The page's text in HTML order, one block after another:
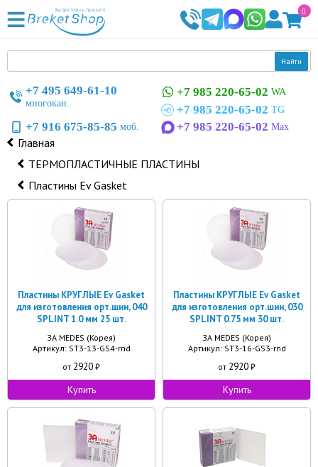
0
Найти
+7 495 649-61-10
многокан.
+7 916 675-85-85 моб.
+7 985 220-65-02 WA
+7 985 220-65-02 TG
+7 985 220-65-02 Max
Главная
ТЕРМОПЛАСТИЧНЫЕ ПЛАСТИНЫ
Пластины Ev Gasket
Пластины КРУГЛЫЕ Ev Gasket
для изготовления орт.шин, 040
SPLINT 1.0 мм 25 шт.
ЗА MEDES (Корея)
Артикул: ST3-13-GS4-rnd
от 2920 ₽
Купить
Пластины КРУГЛЫЕ Ev Gasket
для изготовления орт.шин, 030
SPLINT 0.75 мм 30 шт.
ЗА MEDES (Корея)
Артикул: ST3-16-GS3-rnd
от 2920 ₽
Купить